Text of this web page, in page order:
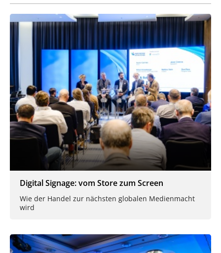
Digital Signage: vom Store zum Screen
Wie der Handel zur nächsten globalen Medienmacht
wird